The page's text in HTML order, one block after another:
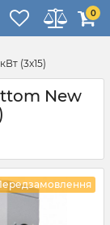
0
(3x15)
New